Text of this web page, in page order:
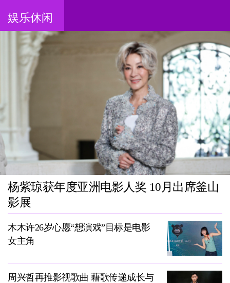
娱乐休闲
杨紫琼获年度亚洲电影人奖 10月出席釜山
影展
木木许26岁心愿“想演戏”目标是电影
女主角
周兴哲再推影视歌曲 藉歌传递成长与